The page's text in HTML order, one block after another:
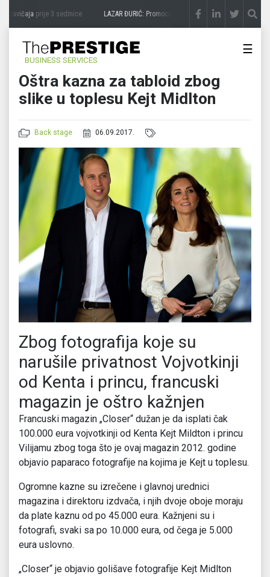
zavičajaprije 3 sedmice LAZAR ĐURIĆ: Promocija potencijal pretvara u destinaciju
BUSINESS SERVICES
☰
Oštra kazna za tabloid zbog
slike u toplesu Kejt Midlton
Back stage 06.09.2017.
Zbog fotografija koje su
narušile privatnost Vojvotkinji
od Kenta i princu, francuski
magazin je oštro kažnjen
Francuski magazin „Closer“ dužan je da isplati čak
100.000 eura vojvotkinji od Kenta Kejt Mildton i princu
Vilijamu zbog toga što je ovaj magazin 2012. godine
objavio paparaco fotografije na kojima je Kejt u toplesu.
Ogromne kazne su izrečene i glavnoj urednici
magazina i direktoru izdvača, i njih dvoje oboje moraju
da plate kaznu od po 45.000 eura. Kažnjeni su i
fotografi, svaki sa po 10.000 eura, od čega je 5.000
eura uslovno.
„Closer“ je objavio golišave fotografije Kejt Midlton